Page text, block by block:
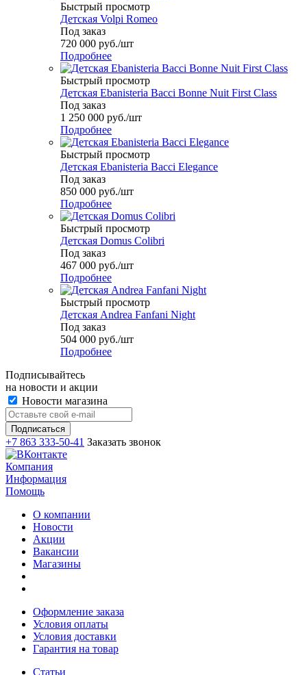
Быстрый просмотр
Детская Volpi Romeo
Под заказ
720 000 руб./шт
Подробнее
Быстрый просмотр
Детская Ebanisteria Bacci Bonne Nuit First Class
Под заказ
1 250 000 руб./шт
Подробнее
Быстрый просмотр
Детская Ebanisteria Bacci Elegance
Под заказ
850 000 руб./шт
Подробнее
Быстрый просмотр
Детская Domus Colibri
Под заказ
467 000 руб./шт
Подробнее
Быстрый просмотр
Детская Andrea Fanfani Night
Под заказ
504 000 руб./шт
Подробнее
Подписывайтесь
на новости и акции
Новости магазина
+7 863 333-50-41 Заказать звонок
Компания
Информация
Помощь
О компании
Новости
Акции
Вакансии
Магазины
Оформление заказа
Условия оплаты
Условия доставки
Гарантия на товар
Статьи